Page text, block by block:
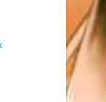
Сколько лет